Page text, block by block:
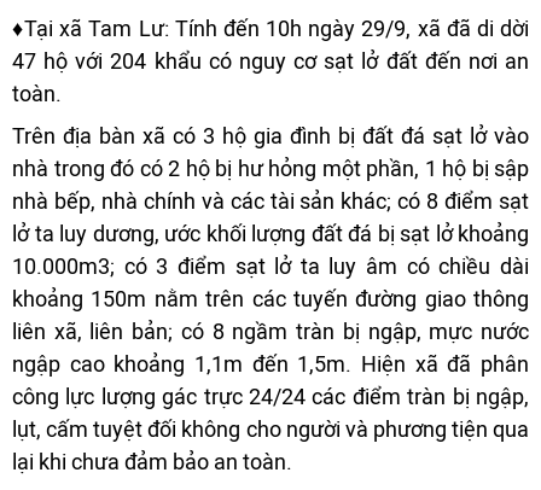
♦Tại xã Tam Lư: Tính đến 10h ngày 29/9, xã đã di dời
47 hộ với 204 khẩu có nguy cơ sạt lở đất đến nơi an
toàn.
Trên địa bàn xã có 3 hộ gia đình bị đất đá sạt lở vào
nhà trong đó có 2 hộ bị hư hỏng một phần, 1 hộ bị sập
nhà bếp, nhà chính và các tài sản khác; có 8 điểm sạt
lở ta luy dương, ước khối lượng đất đá bị sạt lở khoảng
10.000m3; có 3 điểm sạt lở ta luy âm có chiều dài
khoảng 150m nằm trên các tuyến đường giao thông
liên xã, liên bản; có 8 ngầm tràn bị ngập, mực nước
ngập cao khoảng 1,1m đến 1,5m. Hiện xã đã phân
công lực lượng gác trực 24/24 các điểm tràn bị ngập,
lụt, cấm tuyệt đối không cho người và phương tiện qua
lại khi chưa đảm bảo an toàn.